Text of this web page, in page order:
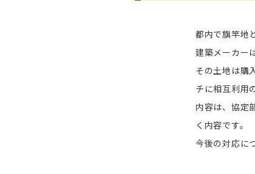
都内で旗竿地
建築メーカー
その土地は購
チに相互利用
内容は、協定
く内容です。
今後の対応に